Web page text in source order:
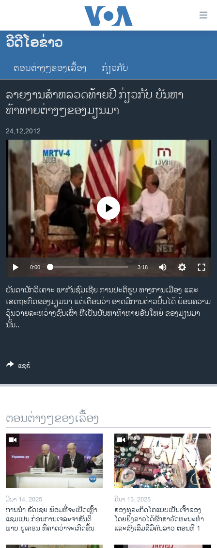
ເຂົ້າ
ຂ້າມ
ຂ້າມ
ໄປ
ຫາ
ຊອກ
ຄົ້ນ
ໂຮມເພຈ
ລາວ
ການເລືອກຕັ້ງ ປະທານາທີບໍດີ ສະຫະລັດ 2024
ໂລກ
ເອເຊຍ
ອິດສະຫຼະພາບດ້ານການຂ່າວ
ຊີວິດຊາວລາວ
ຊຸມຊົນຊາວລາວ
ວິທະຍາສາດ-ເທັກໂນໂລຈີ
ທຸລະກິດ
ພາສາອັງກິດ
ສຽງ
ລາຍການກະຈາຍສຽງ
ຕິດຕາມພວກເຮົາ ທີ່
ພາສາຕ່າງໆ
ວີດີໂອຂ່າວ
ຕອນຕ່າງໆຂອງເລື້ອງ ກ່ຽວກັບ
ລາຍງານສໍາຫລວດທ້າຍປີ ກ່ຽວກັບ ບັນຫາ
ທ້າທາຍຕ່າງໆຂອງມຽນມາ
24,12,2012
No media source currently available
0:00 3:18
ບັນດານັກວິເຄາະ ພາກັນຊົມເຊີຍ ການປະຕິຮູບ ທາງການເມືອງ ແລະ
ເສດຖະກິດຂອງມຽມນາ ແຕ່ເຕືອນວ່າ ອາດມີການຕ່າວປິ້ນໄດ້ ຍ້ອນຄວາມ
ວຸ້ນວາຍລະຫວ່າງຊົນເຜົ່າ ທີ່ເປັນບັນຫາທ້າທາຍອັນໃຫຍ່ ຂອງມຽນມາ
ນັ້ນ..
ແຊຣ໌
ຕອນຕ່າງໆຂອງເລື້ອງ
ມີນາ 14, 2025
ການ​ນຳ ຣັດ​ເຊຍ ພ້ອມ​ທີ່​ຈະ​ເປີ​ດ​ເຫຼົ້າ​
ແຊມ​ເປນ ກ່ອນການ​ເຈ​ລະ​ຈາ​ສັນ​ຕິ​
ພາບ ຢູ​ເຄ​ຣນ ທີ່​ຄາດ​ວ່າ​ຈະ​ເກີດ​ຂຶ້ນ
ມີນາ 13, 2025
ສອງທຸລະກິດໂຕແບບເປັນເຈົ້າຂອງ
ໂດຍຍິງລາວໄດ້ຮັກສາວັດທະນະທຳ
ແລະສົ່ງເສີມສີມືຄົນລາວ ຕອນທີ 1